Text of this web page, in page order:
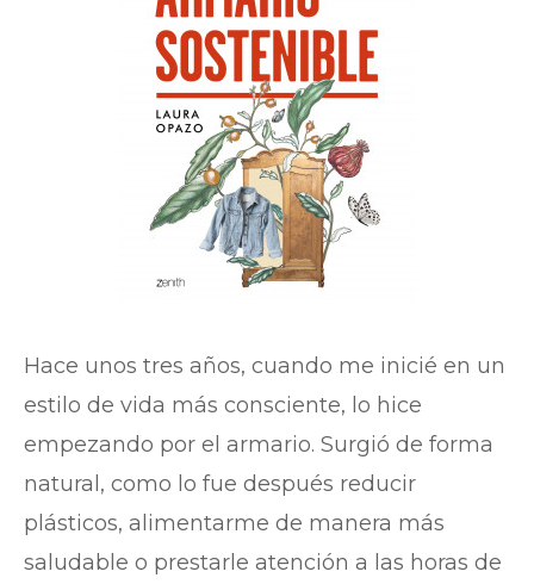
Hace unos tres años, cuando me inicié en un
estilo de vida más consciente, lo hice
empezando por el armario. Surgió de forma
natural, como lo fue después reducir
plásticos, alimentarme de manera más
saludable o prestarle atención a las horas de